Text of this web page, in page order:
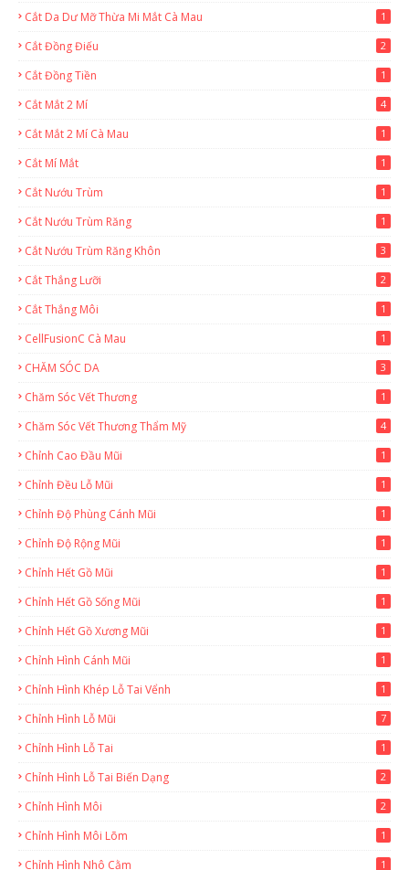
Cắt Da Dư Mỡ Thừa Mi Mắt Cà Mau 1
Cắt Đồng Điếu 2
Cắt Đồng Tiền 1
Cắt Mắt 2 Mí 4
Cắt Mắt 2 Mí Cà Mau 1
Cắt Mí Mắt 1
Cắt Nướu Trùm 1
Cắt Nướu Trùm Răng 1
Cắt Nướu Trùm Răng Khôn 3
Cắt Thắng Lưỡi 2
Cắt Thắng Môi 1
CellFusionC Cà Mau 1
CHĂM SÓC DA 3
Chăm Sóc Vết Thương 1
Chăm Sóc Vết Thương Thẩm Mỹ 4
Chỉnh Cao Đầu Mũi 1
Chỉnh Đều Lỗ Mũi 1
Chỉnh Độ Phùng Cánh Mũi 1
Chỉnh Độ Rộng Mũi 1
Chỉnh Hết Gồ Mũi 1
Chỉnh Hết Gồ Sống Mũi 1
Chỉnh Hết Gồ Xương Mũi 1
Chỉnh Hình Cánh Mũi 1
Chỉnh Hình Khép Lỗ Tai Vểnh 1
Chỉnh Hình Lỗ Mũi 7
Chỉnh Hình Lỗ Tai 1
Chỉnh Hình Lỗ Tai Biến Dạng 2
Chỉnh Hình Môi 2
Chỉnh Hình Môi Lõm 1
Chỉnh Hình Nhô Cằm 1